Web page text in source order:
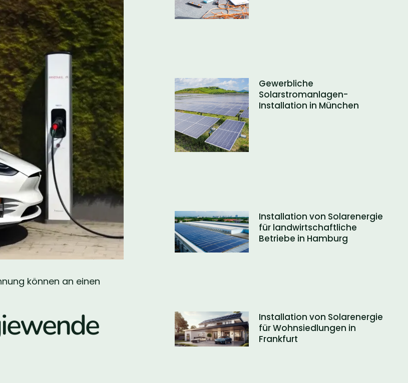
können an einen
Gewerbliche
Solarstromanlagen-
Installation in München
Installation von Solarenergie
für landwirtschaftliche
Betriebe in Hamburg
Installation von Solarenergie
für Wohnsiedlungen in
Frankfurt